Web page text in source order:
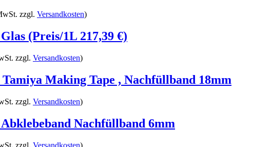
zzgl. Versandkosten)
(Preis/1L 217,39 €)
zzgl. Versandkosten)
Tamiya Making Tape , Nachfüllband 18mm
zzgl. Versandkosten)
Nachfüllband 6mm